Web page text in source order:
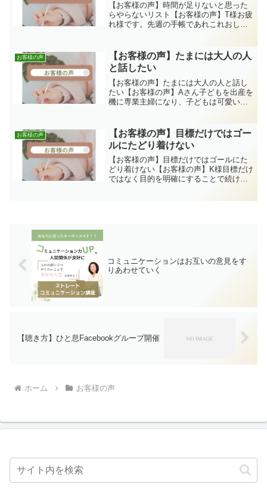
【お客様の声】時間が足りないと思った
らやらないリスト【お客様の声】T様お疲
れ様です。先週の手帳であれこれおしゃ
あっていないか」の感想ですが、やらな
くてもいいリストは目か...
お客様の声
【お客様の声】たまには大人の人
と話したい
【お客様の声】たまには大人の人と話し
たい【お客様の声】Aさん子どもを出産を
機に専業主婦になり、子どもは可愛いけ
ずっと子どもと2人で家の中そんな中、た
だ話たくて今回お願い...
お客様の声
【お客様の声】目標だけではゴー
ルにたどり着けない
【お客様の声】目標だけではゴールにた
どり着けない【お客様の声】K様目標だけ
ではなく目的を明確にすることで続けら
コミュニケーションはお互いの意見をす
りあわせていく
【聴き方】ひと息Facebookグループ開催
ホーム お客様の声